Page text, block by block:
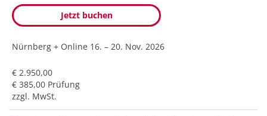
Jetzt buchen
Nürnberg + Online 16. – 20. Nov. 2026
€ 2.950,00
€ 385,00 Prüfung
zzgl. MwSt.